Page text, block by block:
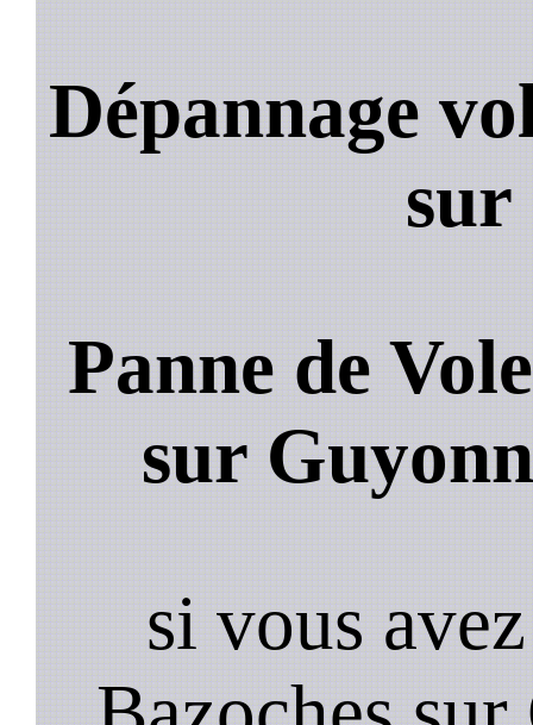
Dépannage
sur
Panne de
sur
si vous